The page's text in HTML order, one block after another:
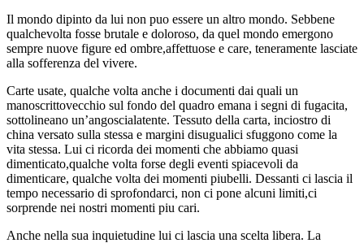
Il mondo dipinto da lui non puo essere un altro mondo. Sebbene
qualchevolta fosse brutale e doloroso, da quel mondo emergono
sempre nuove figure ed ombre,affettuose e care, teneramente lasciate
alla sofferenza del vivere.
Carte usate, qualche volta anche i documenti dai quali un
manoscrittovecchio sul fondo del quadro emana i segni di fugacita,
sottolineano un’angoscialatente. Tessuto della carta, inciostro di
china versato sulla stessa e margini disugualici sfuggono come la
vita stessa. Lui ci ricorda dei momenti che abbiamo quasi
dimenticato,qualche volta forse degli eventi spiacevoli da
dimenticare, qualche volta dei momenti piubelli. Dessanti ci lascia il
tempo necessario di sprofondarci, non ci pone alcuni limiti,ci
sorprende nei nostri momenti piu cari.
Anche nella sua inquietudine lui ci lascia una scelta libera. La